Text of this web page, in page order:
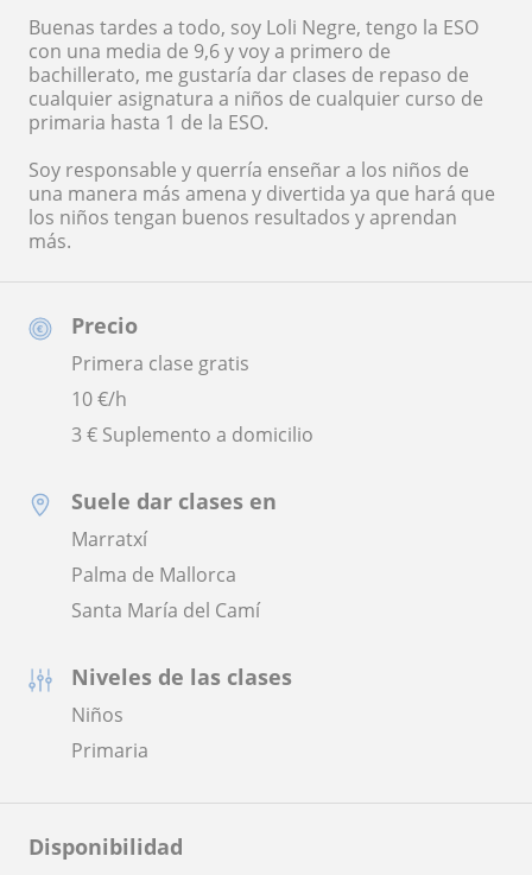
Precio
Primera clase gratis
10€/h
3 € Suplemento a domicilio
Suele dar clases en
Marratxí
Palma de Mallorca
Santa María del Camí
Niveles de las clases
Niños
Primaria
Disponibilidad
Buenas tardes a todo, soy Loli Negre, tengo la ESO
con una media de 9,6 y voy a primero de
bachillerato, me gustaría dar clases de repaso de
cualquier asignatura a niños de cualquier curso de
primaria hasta 1 de la ESO.
Soy responsable y querría enseñar a los niños de
una manera más amena y divertida ya que hará que
los niños tengan buenos resultados y aprendan
más.